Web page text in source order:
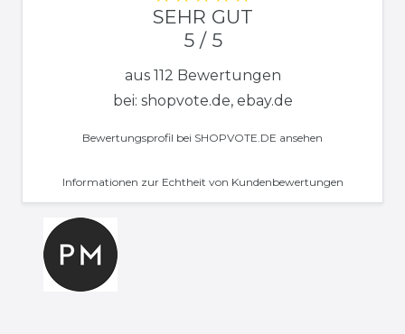
SEHR GUT
5 / 5
aus 112 Bewertungen
bei: shopvote.de, ebay.de
Bewertungsprofil bei SHOPVOTE.DE ansehen
Informationen zur Echtheit von Kundenbewertungen